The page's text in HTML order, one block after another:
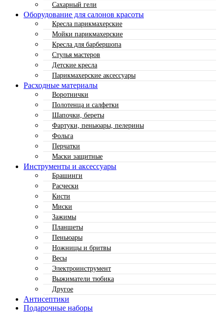
Сахарный гели
Оборудование для салонов красоты
Кресла парикмахерские
Мойки парикмахерские
Кресла для барбершопа
Стулья мастеров
Детские кресла
Парикмахерские аксессуары
Расходные материалы
Воротнички
Полотенца и салфетки
Шапочки, береты
Фартуки, пеньюары, пелерины
Фольга
Перчатки
Маски защитные
Инструменты и аксессуары
Брашинги
Расчески
Кисти
Миски
Зажимы
Планшеты
Пеньюары
Ножницы и бритвы
Весы
Электроинструмент
Выжиматели тюбика
Другое
Антисептики
Подарочные наборы